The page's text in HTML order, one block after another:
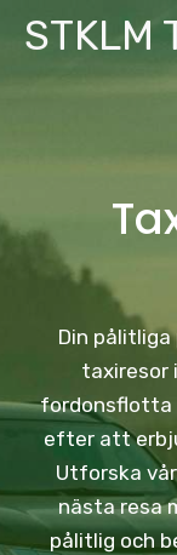
SkipSTKLM
Din
taxiresor
fordonsflotta
efter att
Utforska
nästa resa
pålitlig och